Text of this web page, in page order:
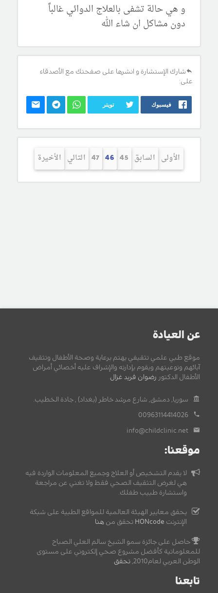
و هي حالة تشفى بالعلاج الدوائي غالباً
دون مشاكل ان شاء الله
شارك الإستشارة و انشرها على صفحتك مع الأصدقاء
على:
فيسبوك تويتر
الأولى السابق 45
46
47 التالي الأخيرة
عن العيادة
موقع طبي علمي تثقيفي يهتم برعاية وصحة الأطفال وتثقيف
آبائهم وتوعيتهم ويقوم بإدارته والإشراف عليه أخصائي أمراض
الأطفال الدكتور رضوان فريد غزال
سوريا, دمشق, شارع مرشد خاطر (بغداد) , جادة الخطيب.
00963114414026
info@childclinic.net
موقعنا:
لا يقدم التشخيص أو العلاج وجميع المعلومات الواردة فيه
هي لغرض التثقيف الصحي فقط ولا تغني عن مراجعة
واستشارة طبيب طفلك.
يحقق معايير الهيئة العالمية للمواقع الطبية على شبكة
الإنترنت HONcode تحقق من هنا
حاصل على جائزة سمو الشيخ سالم العلي الصباح
للمعلوماتية كأفضل مشروع صحي إلكتروني على مستوى
الوطن العربي لعام2010,
تحقق
تابعنا